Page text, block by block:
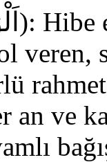
veren,
ve